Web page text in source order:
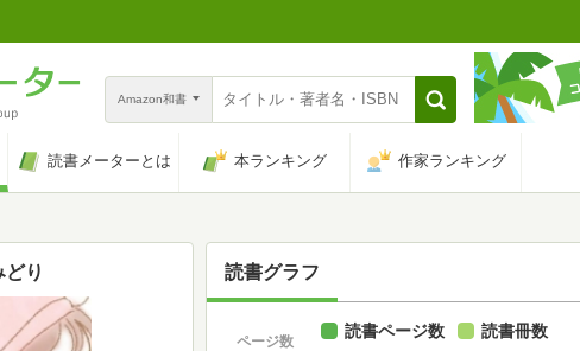
Amazon和書
読書メーターとは 本ランキング 作家ランキング
読書グラフ
ページ数
読書ページ数 読書冊数
どり